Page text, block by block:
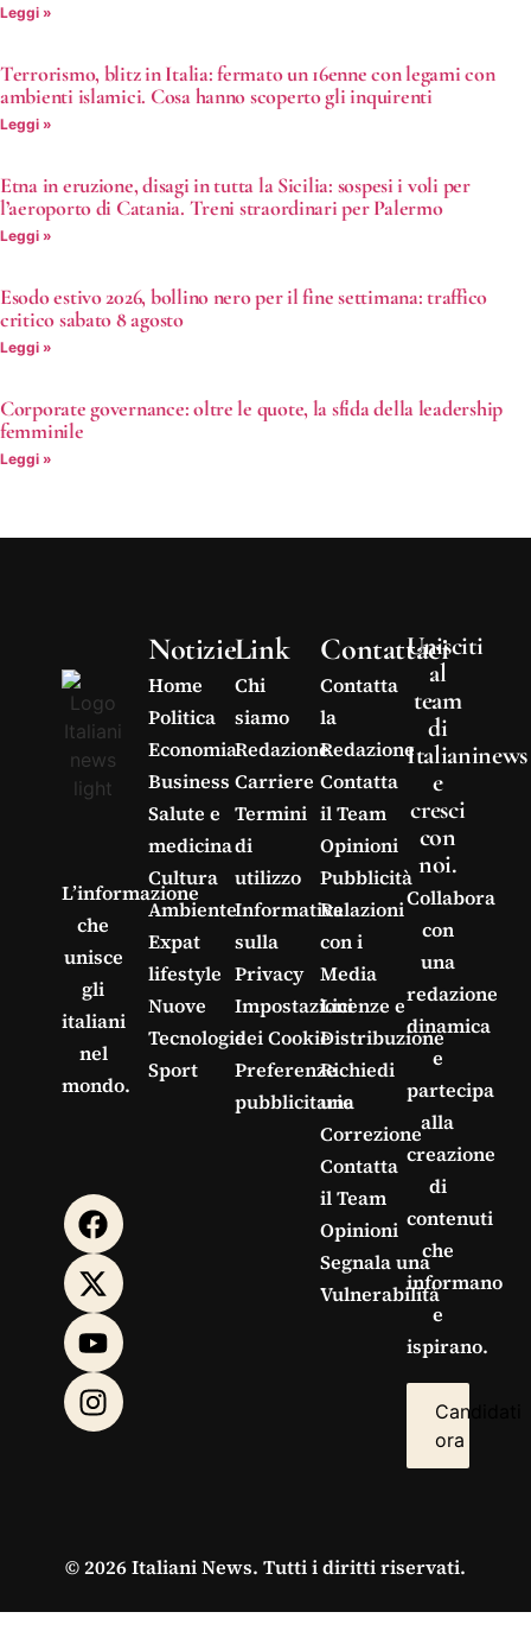
Leggi »
Terrorismo, blitz in Italia: fermato un 16enne con legami con
ambienti islamici. Cosa hanno scoperto gli inquirenti
Leggi »
Etna in eruzione, disagi in tutta la Sicilia: sospesi i voli per
l’aeroporto di Catania. Treni straordinari per Palermo
Leggi »
Esodo estivo 2026, bollino nero per il fine settimana: traffico
critico sabato 8 agosto
Leggi »
Corporate governance: oltre le quote, la sfida della leadership
femminile
Leggi »
L’informazione
che
unisce
gli
italiani
nel
mondo.
Notizie
Home
Politica
Economia
Business
Salute e
medicina
Cultura
Ambiente
Expat
lifestyle
Nuove
Tecnologie
Sport
Link
Chi
siamo
Redazione
Carriere
Termini
di
utilizzo
Informativa
sulla
Privacy
Impostazioni
dei Cookie
Preferenze
pubblicitarie
Contattaci
Contatta
la
Redazione
Contatta
il Team
Opinioni
Pubblicità
Relazioni
con i
Media
Licenze e
Distribuzione
Richiedi
una
Correzione
Contatta
il Team
Opinioni
Segnala una
Vulnerabilità
Unisciti
al
team
di
Italianinews
e
cresci
con
noi.
Collabora
con
una
redazione
dinamica
e
partecipa
alla
creazione
di
contenuti
che
informano
e
ispirano.
Candidati
ora
© 2026 Italiani News. Tutti i diritti riservati.